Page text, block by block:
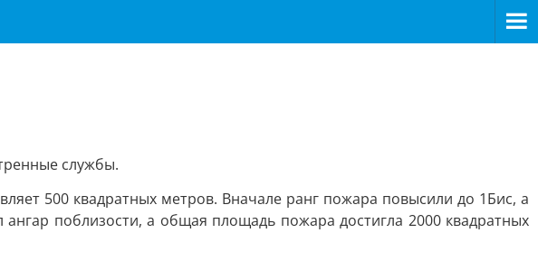
службы.
500 квадратных метров. Вначале ранг пожара повысили до 1Бис, а
поблизости, а общая площадь пожара достигла 2000 квадратных